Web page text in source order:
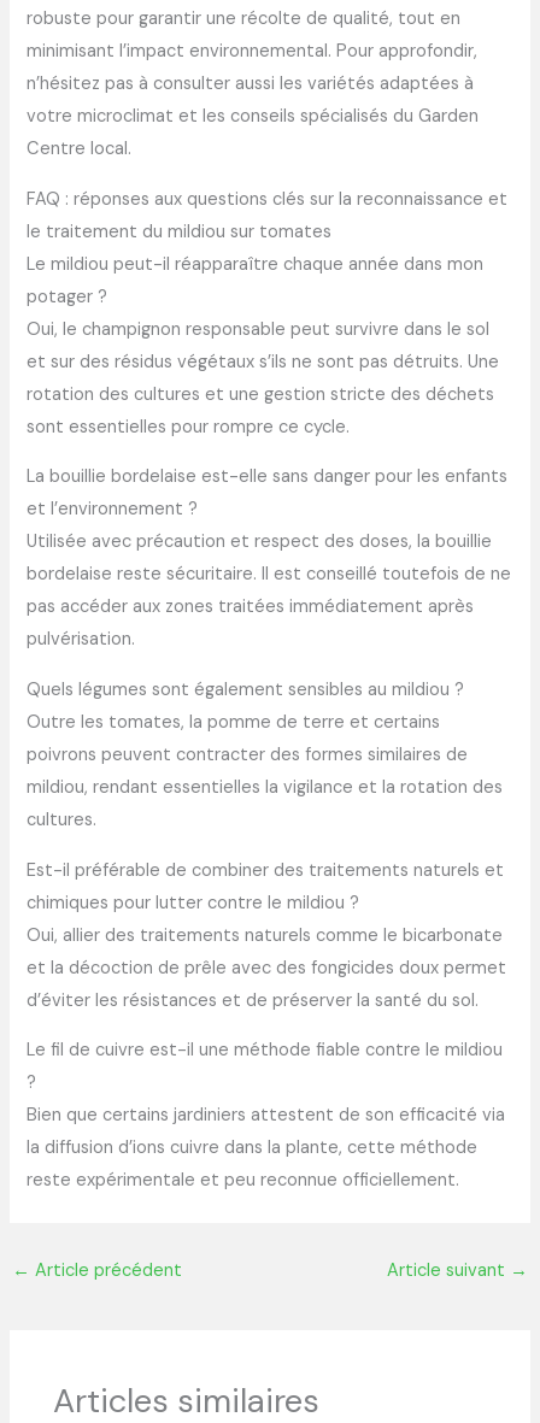
robuste pour garantir une récolte de qualité, tout en
minimisant l’impact environnemental. Pour approfondir,
n’hésitez pas à consulter aussi les variétés adaptées à
votre microclimat et les conseils spécialisés du Garden
Centre local.
FAQ : réponses aux questions clés sur la reconnaissance et
le traitement du mildiou sur tomates
Le mildiou peut-il réapparaître chaque année dans mon
potager ?
Oui, le champignon responsable peut survivre dans le sol
et sur des résidus végétaux s’ils ne sont pas détruits. Une
rotation des cultures et une gestion stricte des déchets
sont essentielles pour rompre ce cycle.
La bouillie bordelaise est-elle sans danger pour les enfants
et l’environnement ?
Utilisée avec précaution et respect des doses, la bouillie
bordelaise reste sécuritaire. Il est conseillé toutefois de ne
pas accéder aux zones traitées immédiatement après
pulvérisation.
Quels légumes sont également sensibles au mildiou ?
Outre les tomates, la pomme de terre et certains
poivrons peuvent contracter des formes similaires de
mildiou, rendant essentielles la vigilance et la rotation des
cultures.
Est-il préférable de combiner des traitements naturels et
chimiques pour lutter contre le mildiou ?
Oui, allier des traitements naturels comme le bicarbonate
et la décoction de prêle avec des fongicides doux permet
d’éviter les résistances et de préserver la santé du sol.
Le fil de cuivre est-il une méthode fiable contre le mildiou
?
Bien que certains jardiniers attestent de son efficacité via
la diffusion d’ions cuivre dans la plante, cette méthode
reste expérimentale et peu reconnue officiellement.
← Article précédent Article suivant →
Articles similaires